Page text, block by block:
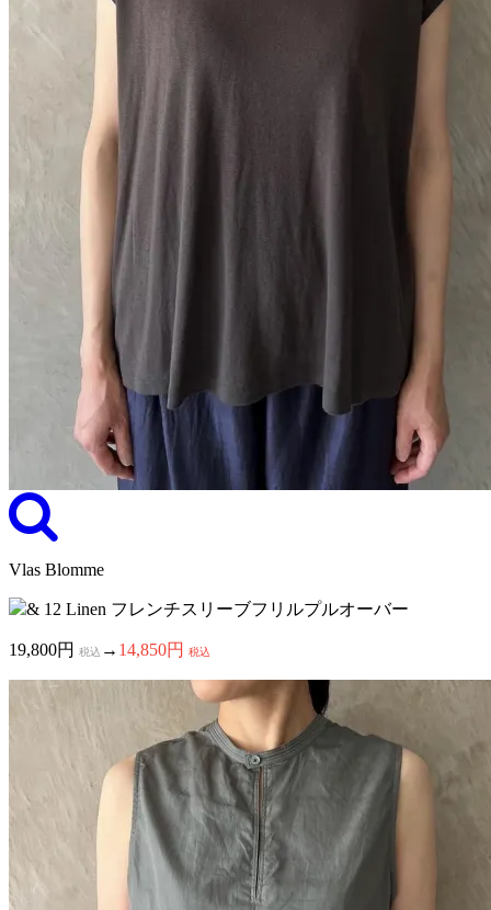
Vlas Blomme
& 12 Linen フレンチスリーブフリルプルオーバー
19,800円 税込 → 14,850円 税込